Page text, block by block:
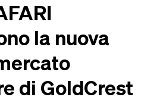
la nuova
di GoldCrest